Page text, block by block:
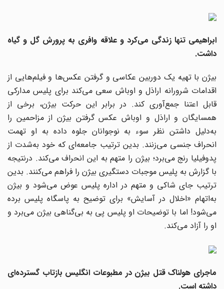
ابراهیمی تنها زندگی می‌کرد و علاقه وافری به پرورش گل و گیاه
داشت.
بیژن با تهیه یک دوربین عکاسی و گرفتن عکس‌ها و فیلم‌هایی از
اقدامات شرورانه اراذل و اوباش سعی می‌کند برای پلیس مدارکی
قابل اعتنا جمع‌آوری کند. در برابر این حرکت بیژن، برخی از
همسایگان و اراذل و اوباش عکس گرفتن بیژن از مزاحمین را
به‌دلیل داشتن نظر سوء به نوجوانان جلوه داده به او تهمت
انحراف جنسی می‌زنند. بدین ترتیب جامعه‌ای که خود به‌شدت از
پدوفیلیا رنج می‌برد؛ بیژن را متهم به این انحراف می‌کند. درنتیجه
با گزارش به پلیس موجبات دستگیری بیژن را فراهم می‌کنند. بدین
ترتیب جای شاکی و متهم در اداره پلیس عوض می‌شود و بیژن
به‌اتهام «اخلال در آسایش» برای توضیح به پاسگاه پلیس برده
می‌شود! اما با توضیحات او پلیس پی به بی‌گناهی بیژن می‌برد و
او را آزاد می‌کند.
ماجرای هولناک قتل بیژن در مطبوعات انگلیس بازتاب گسترده‌ای
داشته است.